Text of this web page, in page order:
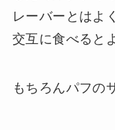
レーバーとはよ
交互に食べると
もちろんパフの